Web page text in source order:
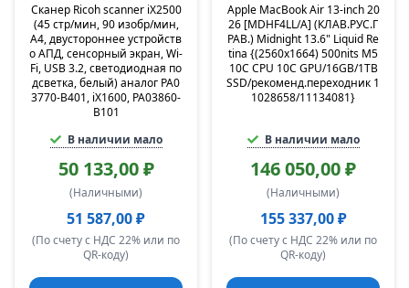
Сканер Ricoh scanner iX2500
(45 стр/мин, 90 изобр/мин,
А4, двустороннее устройств
о АПД, сенсорный экран, Wi-
Fi, USB 3.2, светодиодная по
дсветка, белый) аналог PA0
3770-B401, iX1600, PA03860-
B101
В наличии мало
50 133,00 ₽
(Наличными)
51 587,00 ₽
(По счету с НДС 22% или по
QR-коду)
Apple MacBook Air 13-inch 20
26 [MDHF4LL/A] (КЛАВ.РУС.Г
РАВ.) Midnight 13.6" Liquid Re
tina {(2560x1664) 500nits M5
10C CPU 10C GPU/16GB/1TB
SSD/рекоменд.переходник 1
1028658/11134081}
В наличии мало
146 050,00 ₽
(Наличными)
155 337,00 ₽
(По счету с НДС 22% или по
QR-коду)